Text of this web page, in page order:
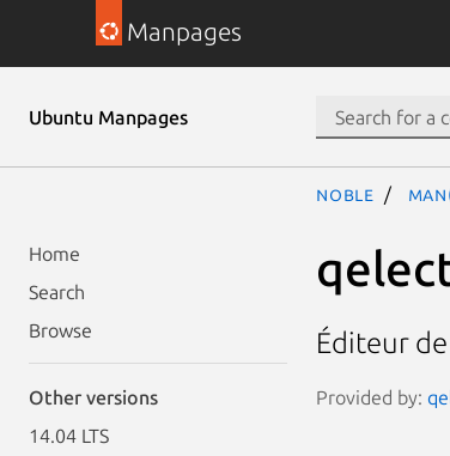
Manpages
Ubuntu Manpages
Home
Search
Browse
Other versions
14.04 LTS
noble
Éditeur
Provided by: